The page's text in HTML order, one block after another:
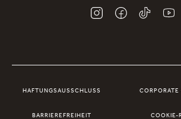
HAFTUNGSAUSSCHLUSS
BARRIEREFREIHEIT
CORPORATE
COOKIE-